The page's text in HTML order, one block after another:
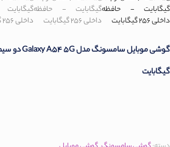
گیگابایت